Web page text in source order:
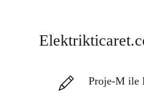
Proje-M ile